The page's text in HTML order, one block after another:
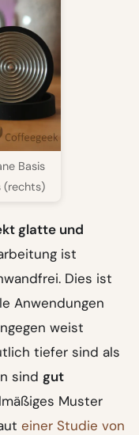
Basis
(rechts)
glatte und
ist
Dies ist
Anwendungen
weist
tiefer sind als
sind gut
Muster
einer Studie von